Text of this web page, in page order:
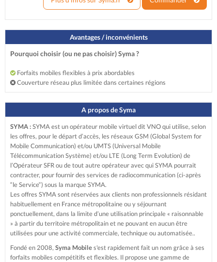
Avantages / inconvénients
Pourquoi choisir (ou ne pas choisir) Syma ?
Forfaits mobiles flexibles à prix abordables
Couverture réseau plus limitée dans certaines régions
A propos de Syma
SYMA :SYMA est un opérateur mobile virtuel dit VNO qui utilise, selon
les offres, pour le départ d’accès, les réseaux GSM (Global System for
Mobile Communication) et/ou UMTS (Universal Mobile
Télécommunication Système) et/ou LTE (Long Term Evolution) de
l’Opérateur SFR ou de tout autre opérateur avec qui SYMA pourrait
contracter, pour fournir des services de radiocommunication (ci-après
“le Service“) sous la marque SYMA.
Les offres SYMA sont réservées aux clients non professionnels résidant
habituellement en France métropolitaine ou y séjournant
ponctuellement, dans la limite d’une utilisation principale « raisonnable
» à partir du territoire métropolitain et ne pouvant en aucun être
utilisées pour une activité commerciale, technique ou automatisée..
Fondé en 2008, Syma Mobiles'est rapidement fait un nom grâce à ses
forfaits mobiles compétitifs et flexibles. Il propose une gamme de